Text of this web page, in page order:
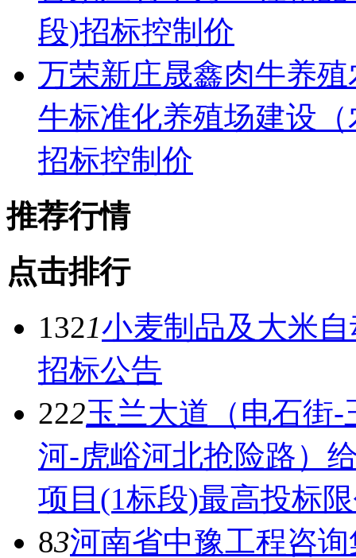
段)招标控制价
万荣新庄晟鑫肉牛养
牛标准化养殖场建设
招标控制价
推荐行情
点击排行
1321小麦制品及大米
招标公告
222玉兰大道（电石街
河-虎峪河北抢险路）
项目(1标段)最高投标
83河南省中豫工程咨